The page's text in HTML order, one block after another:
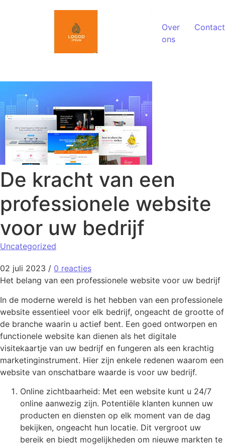
Over
ons
Contact
De kracht van een
professionele website
voor uw bedrijf
Uncategorized
02 juli 2023 / 0 reacties
Het belang van een professionele website voor uw bedrijf
In de moderne wereld is het hebben van een professionele
website essentieel voor elk bedrijf, ongeacht de grootte of
de branche waarin u actief bent. Een goed ontworpen en
functionele website kan dienen als het digitale
visitekaartje van uw bedrijf en fungeren als een krachtig
marketinginstrument. Hier zijn enkele redenen waarom een
website van onschatbare waarde is voor uw bedrijf.
Online zichtbaarheid: Met een website kunt u 24/7
online aanwezig zijn. Potentiële klanten kunnen uw
producten en diensten op elk moment van de dag
bekijken, ongeacht hun locatie. Dit vergroot uw
bereik en biedt mogelijkheden om nieuwe markten te